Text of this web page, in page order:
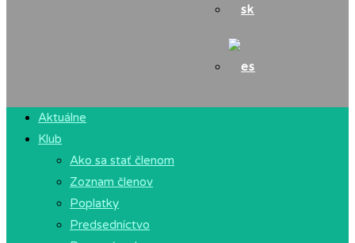
Aktuálne
Klub
Ako sa stať členom
Zoznam členov
Poplatky
Predsedníctvo